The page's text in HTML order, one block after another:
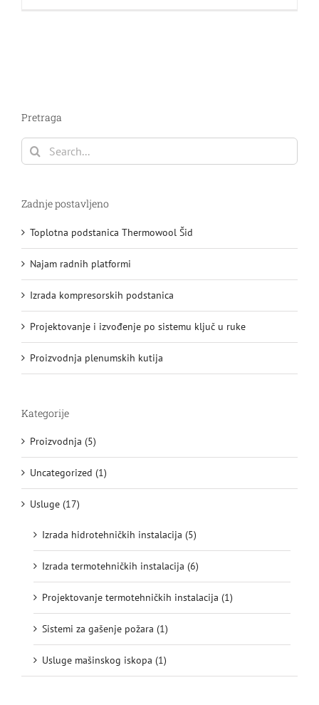
Pretraga
Search
for:
Zadnje postavljeno
Toplotna podstanica Thermowool Šid
Najam radnih platformi
Izrada kompresorskih podstanica
Projektovanje i izvođenje po sistemu ključ u ruke
Proizvodnja plenumskih kutija
Kategorije
Proizvodnja (5)
Uncategorized (1)
Usluge (17)
Izrada hidrotehničkih instalacija (5)
Izrada termotehničkih instalacija (6)
Projektovanje termotehničkih instalacija (1)
Sistemi za gašenje požara (1)
Usluge mašinskog iskopa (1)